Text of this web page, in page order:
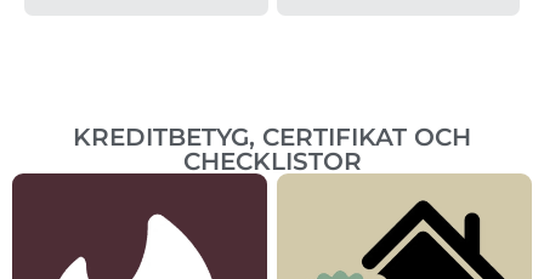
KREDITBETYG, CERTIFIKAT OCH
CHECKLISTOR